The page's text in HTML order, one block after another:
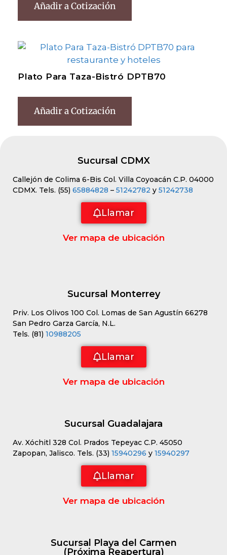
Añadir a Cotización
Plato Para Taza-Bistró DPTB70
Añadir a Cotización
Sucursal CDMX
Callejón de Colima 6-Bis Col. Villa Coyoacán C.P. 04000
CDMX. Tels. (55) 65884828 – 51242782 y 51242738
Llamar
Ver mapa de ubicación
Sucursal Monterrey
Priv. Los Olivos 100 Col. Lomas de San Agustín 66278
San Pedro Garza García, N.L.
Tels. (81) 10988205
Llamar
Ver mapa de ubicación
Sucursal Guadalajara
Av. Xóchitl 328 Col. Prados Tepeyac C.P. 45050
Zapopan, Jalisco. Tels. (33) 15940296 y 15940297
Llamar
Ver mapa de ubicación
Sucursal Playa del Carmen
(Próxima Reapertura)